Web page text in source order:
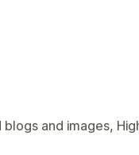
and images,